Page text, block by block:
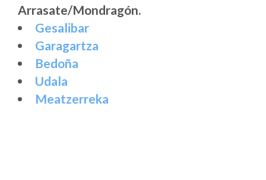
Arrasate/Mondragón.
Gesalibar
Garagartza
Bedoña
Udala
Meatzerreka